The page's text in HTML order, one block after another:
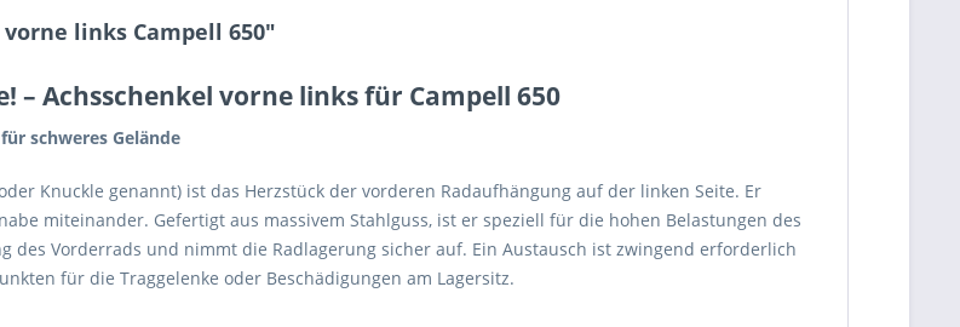
links Campell 650"
– Achsschenkel vorne links für Campell 650
schweres Gelände
Knuckle genannt) ist das Herzstück der vorderen Radaufhängung auf der linken Seite. Er
miteinander. Gefertigt aus massivem Stahlguss, ist er speziell für die hohen Belastungen des
des Vorderrads und nimmt die Radlagerung sicher auf. Ein Austausch ist zwingend erforderlich
für die Traggelenke oder Beschädigungen am Lagersitz.